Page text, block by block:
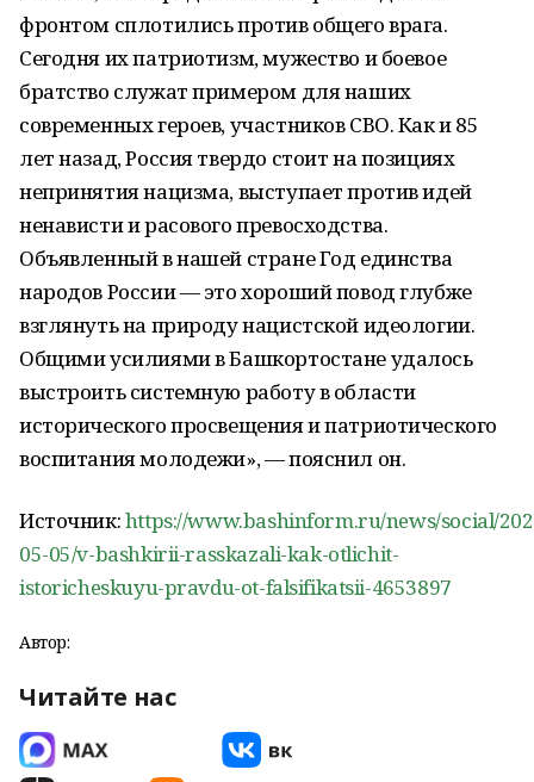
фронтом сплотились против общего врага.
Сегодня их патриотизм, мужество и боевое
братство служат примером для наших
современных героев, участников СВО. Как и 85
лет назад, Россия твердо стоит на позициях
непринятия нацизма, выступает против идей
ненависти и расового превосходства.
Объявленный в нашей стране Год единства
народов России — это хороший повод глубже
взглянуть на природу нацистской идеологии.
Общими усилиями в Башкортостане удалось
выстроить системную работу в области
исторического просвещения и патриотического
воспитания молодежи», — пояснил он.
Источник:https://www.bashinform.ru/news/social/
05-05/v-bashkirii-rasskazali-kak-otlichit-
istoricheskuyu-pravdu-ot-falsifikatsii-4653897
Автор:
Читайте нас